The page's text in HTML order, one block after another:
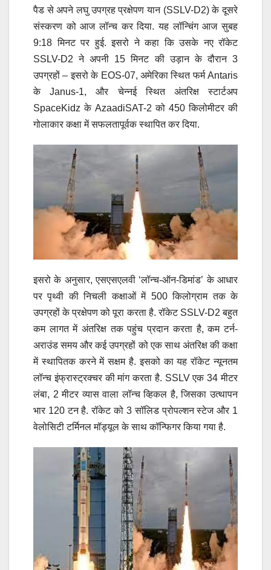
पैड से अपने लघु उपग्रह प्रक्षेपण यान (SSLV-D2) के दूसरे
संस्करण को आज लॉन्च कर दिया. यह लॉन्चिंग आज सुबह
9:18 मिनट पर हुई. इसरो ने कहा कि उसके नए रॉकेट
SSLV-D2 ने अपनी 15 मिनट की उड़ान के दौरान 3
उपग्रहों – इसरो के EOS-07, अमेरिका स्थित फर्म Antaris
के Janus-1, और चेन्नई स्थित अंतरिक्ष स्टार्टअप
SpaceKidz के AzaadiSAT-2 को 450 किलोमीटर की
गोलाकार कक्षा में सफलतापूर्वक स्थापित कर दिया.
इसरो के अनुसार, एसएसएलवी ‘लॉन्च-ऑन-डिमांड’ के आधार
पर पृथ्वी की निचली कक्षाओं में 500 किलोग्राम तक के
उपग्रहों के प्रक्षेपण को पूरा करता है. रॉकेट SSLV-D2 बहुत
कम लागत में अंतरिक्ष तक पहुंच प्रदान करता है, कम टर्न-
अराउंड समय और कई उपग्रहों को एक साथ अंतरिक्ष की कक्षा
में स्थापितक करने में सक्षम है. इसको का यह रॉकेट न्यूनतम
लॉन्च इंफ्रास्ट्रक्चर की मांग करता है. SSLV एक 34 मीटर
लंबा, 2 मीटर व्यास वाला लॉन्च व्हिकल है, जिसका उत्थापन
भार 120 टन है. रॉकेट को 3 सॉलिड प्रोपल्शन स्टेज और 1
वेलोसिटी टर्मिनल मॉड्यूल के साथ कॉन्फिगर किया गया है.